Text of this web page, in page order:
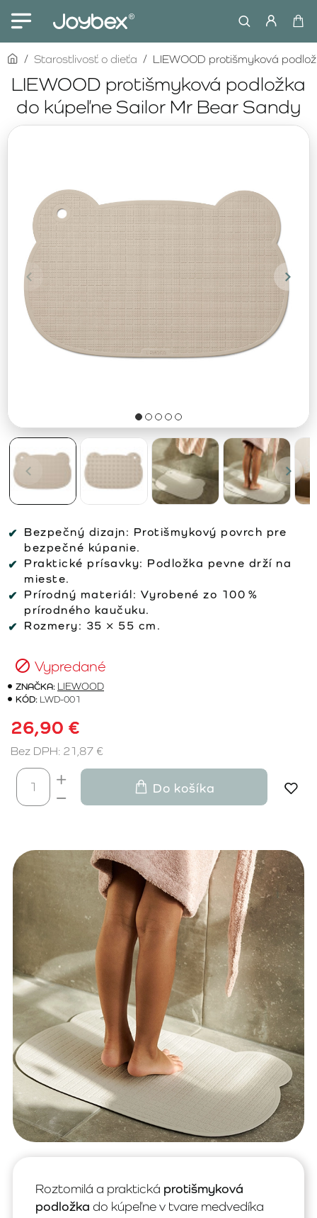
LIEWOOD protišmyková podložka
do kúpeľne Sailor Mr Bear Sandy
homeStarostlivosť o dieťa LIEWOOD protišmyková
Bezpečný dizajn: Protišmykový povrch pre
bezpečné kúpanie.
Praktické prísavky: Podložka pevne drží na
mieste.
Prírodný materiál: Vyrobené zo 100 %
prírodného kaučuku.
Rozmery: 35 × 55 cm.
Vypredané
ZNAČKA: LIEWOOD
KÓD: LWD-001
26,90 €
Bez DPH: 21,87 €
Do košíka
Roztomilá a praktická protišmyková
podložka do kúpeľne v tvare medvedíka